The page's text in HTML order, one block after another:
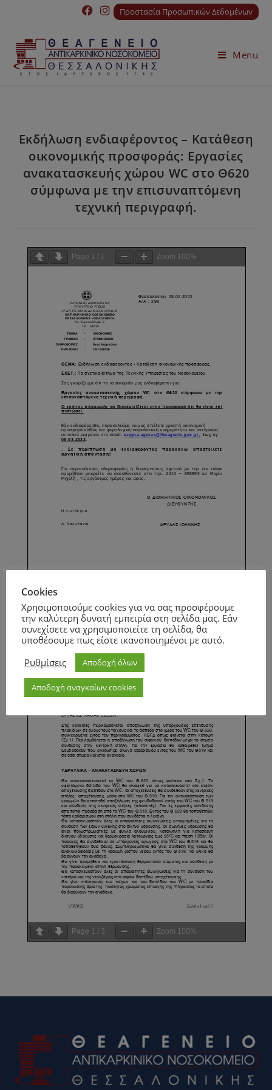
Προστασία Προσωπικών Δεδομένων
Menu
Εκδήλωση ενδιαφέροντος – Κατάθεση
οικονομικής προσφοράς: Εργασίες
ανακατασκευής χώρου WC στο Θ620
σύμφωνα με την επισυναπτόμενη
τεχνική περιγραφή.
Page 1 / 1 Zoom 100%
Page
Page 1 / 3 Zoom 100%
Cookies
Χρησιμοποιούμε cookies για να σας προσφέρουμε
την καλύτερη δυνατή εμπειρία στη σελίδα μας. Εάν
συνεχίσετε να χρησιμοποιείτε τη σελίδα, θα
υποθέσουμε πως είστε ικανοποιημένοι με αυτό.
Ρυθμίσεις
Αποδοχή όλων
Αποδοχή αναγκαίων cookies